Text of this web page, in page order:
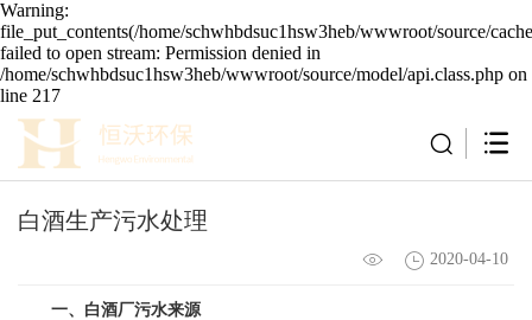
Warning:
file_put_contents(/home/schwhbdsuc1hsw3heb/wwwroot/source/
failed to open stream: Permission denied in
/home/schwhbdsuc1hsw3heb/wwwroot/source/model/api.class.php on
line 217
白酒生产污水处理
2020-04-10
一、白酒厂污水来源